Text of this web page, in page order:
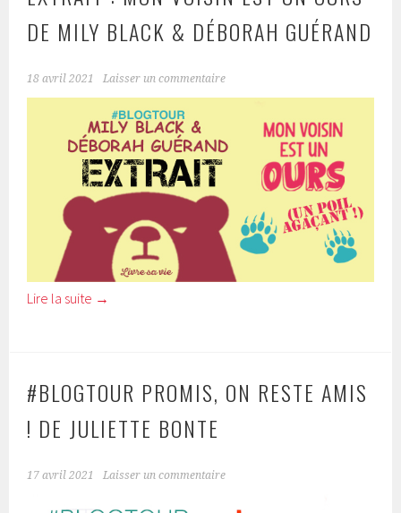
DE MILY BLACK & DÉBORAH GUÉRAND
18 avril 2021 Laisser un commentaire
Lire la suite →
#BLOGTOUR PROMIS, ON RESTE AMIS
! DE JULIETTE BONTE
17 avril 2021 Laisser un commentaire